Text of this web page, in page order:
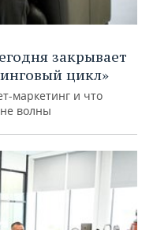
закрывает
цикл»
маркетинг и что
волны